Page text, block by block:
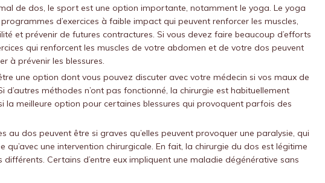
de dos, le sport est une option importante, notamment le yoga. Le yoga
d’exercices à faible impact qui peuvent renforcer les muscles,
et prévenir de futures contractures. Si vous devez faire beaucoup d’efforts
qui renforcent les muscles de votre abdomen et de votre dos peuvent
à prévenir les blessures.
une option dont vous pouvez discuter avec votre médecin si vos maux de
d’autres méthodes n’ont pas fonctionné, la chirurgie est habituellement
la meilleure option pour certaines blessures qui provoquent parfois des
au dos peuvent être si graves qu’elles peuvent provoquer une paralysie, qui
qu’avec une intervention chirurgicale. En fait, la chirurgie du dos est légitime
différents. Certains d’entre eux impliquent une maladie dégénérative sans